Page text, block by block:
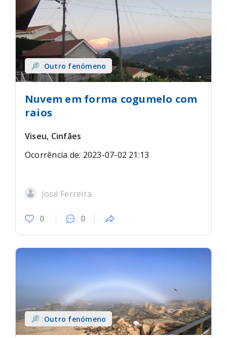
Outro fenómeno
Nuvem em forma cogumelo com
raios
Viseu, Cinfães
Ocorrência de: 2023-07-02 21:13
José Ferreira
0 0
Outro fenómeno